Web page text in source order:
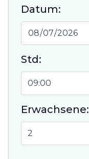
Datum:
Std:
Erwachsene: